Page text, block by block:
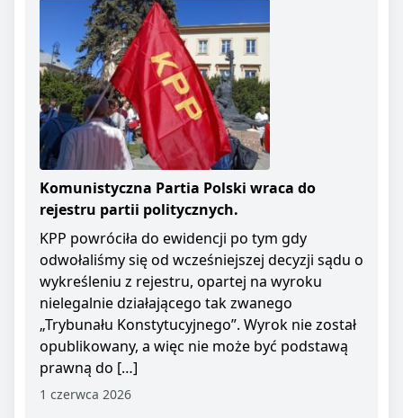
Komunistyczna Partia Polski wraca do
rejestru partii politycznych.
KPP powróciła do ewidencji po tym gdy
odwołaliśmy się od wcześniejszej decyzji sądu o
wykreśleniu z rejestru, opartej na wyroku
nielegalnie działającego tak zwanego
„Trybunału Konstytucyjnego”. Wyrok nie został
opublikowany, a więc nie może być podstawą
prawną do […]
1 czerwca 2026